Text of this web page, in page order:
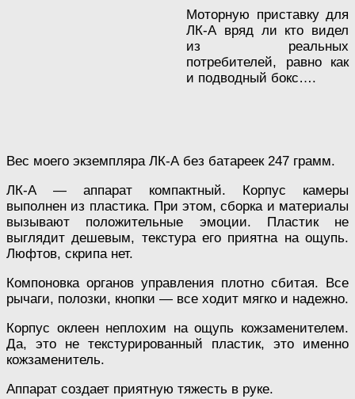
Моторную приставку для
ЛК-А вряд ли кто видел
из реальных
потребителей, равно как
и подводный бокс….
Вес моего экземпляра ЛК-А без батареек 247 грамм.
ЛК-А — аппарат компактный. Корпус камеры
выполнен из пластика. При этом, сборка и материалы
вызывают положительные эмоции. Пластик не
выглядит дешевым, текстура его приятна на ощупь.
Люфтов, скрипа нет.
Компоновка органов управления плотно сбитая. Все
рычаги, полозки, кнопки — все ходит мягко и надежно.
Корпус оклеен неплохим на ощупь кожзаменителем.
Да, это не текстурированный пластик, это именно
кожзаменитель.
Аппарат создает приятную тяжесть в руке.